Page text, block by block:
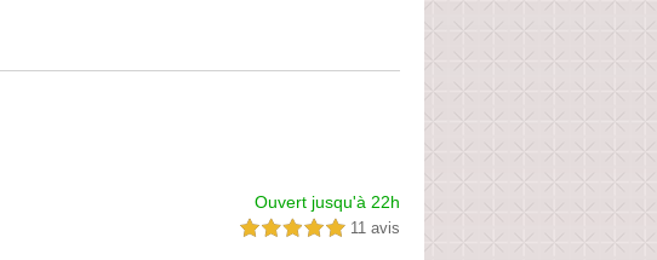
Ouvert jusqu'à 22h
5,0 étoiles sur 5 11 avis